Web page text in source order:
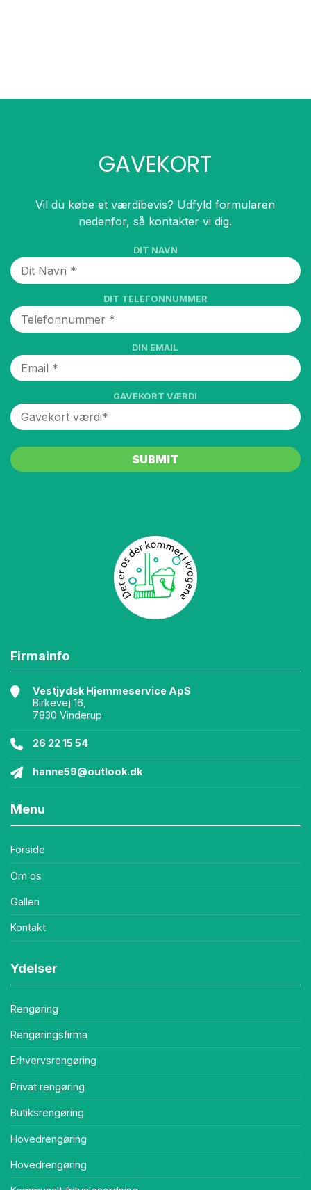
GAVEKORT
Vil du købe et værdibevis? Udfyld formularen
nedenfor, så kontakter vi dig.
DIT NAVN
DIT TELEFONNUMMER
DIN EMAIL
GAVEKORT VÆRDI
Firmainfo
Vestjydsk Hjemmeservice ApS
Birkevej 16,
7830 Vinderup
26 22 15 54
hanne59@outlook.dk
Menu
Forside
Om os
Galleri
Kontakt
Ydelser
Rengøring
Rengøringsfirma
Erhvervsrengøring
Privat rengøring
Butiksrengøring
Hovedrengøring
Hovedrengøring